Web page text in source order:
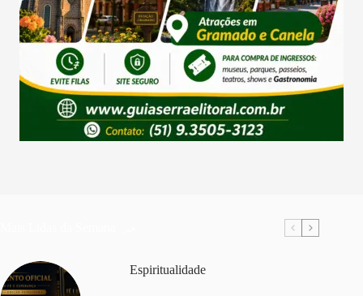
Espiritualidade